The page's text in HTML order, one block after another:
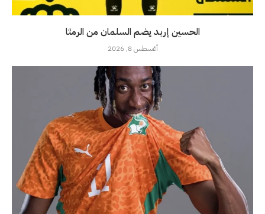
الحسين إربد يضم السلمان من الرمثا
أغسطس 8, 2026